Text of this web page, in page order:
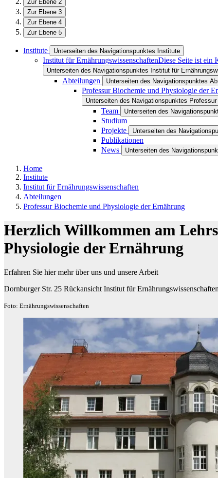
Zur Ebene 2
Zur Ebene 3
Zur Ebene 4
Zur Ebene 5
Institute Unterseiten des Navigationspunktes Institute
Institut für ErnährungswissenschaftenDiese Seite ist ein
Unterseiten des Navigationspunktes Institut für
Abteilungen Unterseiten des Navigationspunktes
Professur Biochemie und Physiologie der
Unterseiten des Navigationspunktes
Team Unterseiten des
Studium
Projekte
Unterseiten des
Publikationen
News
Unterseiten des
Home
Institute
Institut für Ernährungswissenschaften
Abteilungen
Professur Biochemie und Physiologie der Ernährung
Herzlich Willkommen am
Physiologie der Ernährung
Erfahren Sie hier mehr über uns und unsere Arbeit
Dornburger Str. 25 Rückansicht Institut für
Foto: Ernährungswissenschaften